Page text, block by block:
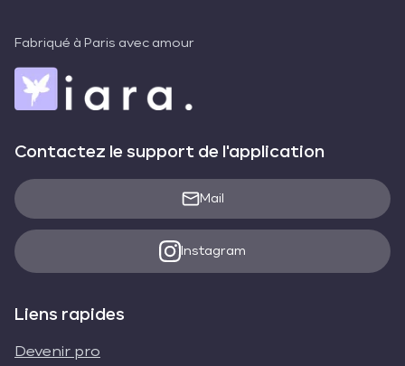
Fabriqué à Paris avec amour
Contactez le support de l'application
Mail
Instagram
Liens rapides
Devenir pro